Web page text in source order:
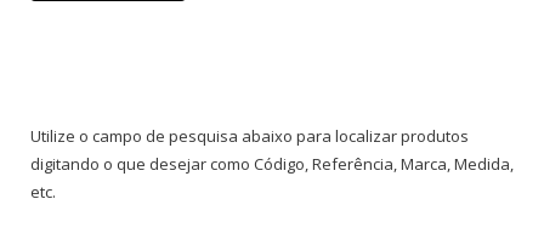
Utilize o campo de pesquisa abaixo para localizar produtos
digitando o que desejar como Código, Referência, Marca, Medida,
etc.